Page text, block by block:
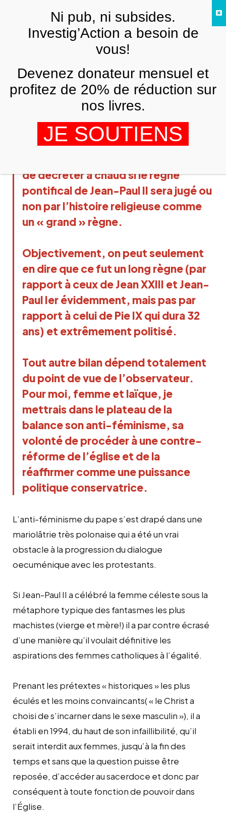
Point de vue laïque et féminin sur la
mort du pape
22 AVRIL 2005
Au terme d’une « agonie spectacle »
très médiatiquement mise en scène
de décréter à chaud si le règne
pontifical de Jean-Paul II sera jugé ou
non par l’histoire religieuse comme
un « grand » règne.
Objectivement, on peut seulement
en dire que ce fut un long règne (par
rapport à ceux de Jean XXIII et Jean-
Paul Ier évidemment, mais pas par
rapport à celui de Pie IX qui dura 32
ans) et extrêmement politisé.
Tout autre bilan dépend totalement
du point de vue de l’observateur.
Pour moi, femme et laïque, je
mettrais dans le plateau de la
balance son anti-féminisme, sa
volonté de procéder à une contre-
réforme de l’église et de la
réaffirmer comme une puissance
politique conservatrice.
L’anti-féminisme du pape s’est drapé dans une
mariolâtrie très polonaise qui a été un vrai
obstacle à la progression du dialogue
oecuménique avec les protestants.
Si Jean-Paul II a célébré la femme céleste sous la
métaphore typique des fantasmes les plus
machistes (vierge et mère!) il a par contre écrasé
d’une manière qu’il voulait définitive les
aspirations des femmes catholiques à l’égalité.
Prenant les prétextes « historiques » les plus
éculés et les moins convaincants( « le Christ a
choisi de s’incarner dans le sexe masculin »), il a
établi en 1994, du haut de son infaillibilité, qu’il
serait interdit aux femmes, jusqu’à la fin des
temps et sans que la question puisse être
reposée, d’accéder au sacerdoce et donc par
conséquent à toute fonction de pouvoir dans
l’Église.
FRNi pub, ni subsides.
Investig’Action a besoin de
vous!
Devenez donateur mensuel et
profitez de 20% de réduction sur
nos livres.
JE SOUTIENS